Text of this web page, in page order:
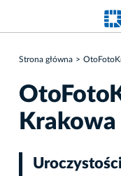
Strona główna
Krakowa